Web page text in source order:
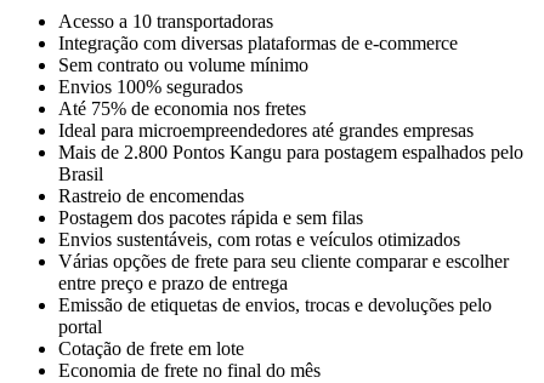
Acesso a 10 transportadoras
Integração com diversas plataformas de e-commerce
Sem contrato ou volume mínimo
Envios 100% segurados
Até 75% de economia nos fretes
Ideal para microempreendedores até grandes empresas
Mais de 2.800 Pontos Kangu para postagem espalhados pelo
Brasil
Rastreio de encomendas
Postagem dos pacotes rápida e sem filas
Envios sustentáveis, com rotas e veículos otimizados
Várias opções de frete para seu cliente comparar e escolher
entre preço e prazo de entrega
Emissão de etiquetas de envios, trocas e devoluções pelo
portal
Cotação de frete em lote
Economia de frete no final do mês